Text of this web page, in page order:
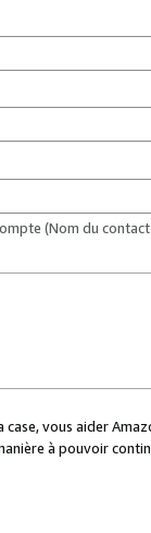
(Nom du
vous aider
à pouvoir